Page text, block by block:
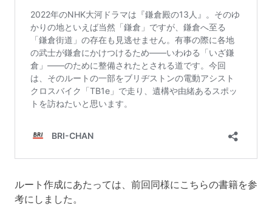
ルート作成にあたっては、前回同様にこちらの書籍を参
考にしました。